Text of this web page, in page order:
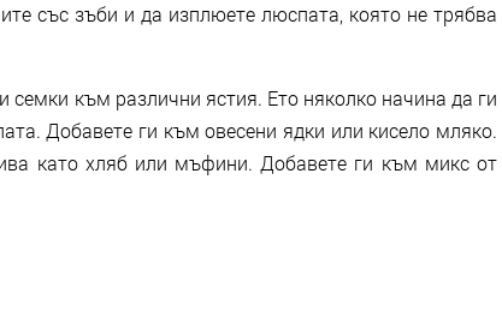
със зъби и да изплюете люспата, която не трябва
към различни ястия. Ето няколко начина да ги
Добавете ги към овесени ядки или кисело мляко.
като хляб или мъфини. Добавете ги към микс от